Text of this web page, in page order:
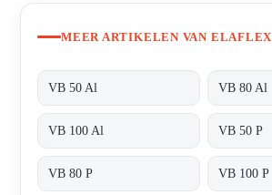
MEER ARTIKELEN VAN ELAFLEX
VB 50 Al VB 80 Al
VB 100 Al VB 50 P
VB 80 P VB 100 P